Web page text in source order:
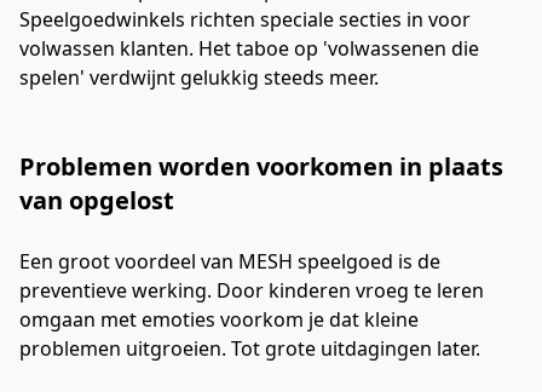
Speelgoedwinkels richten speciale secties in voor
volwassen klanten. Het taboe op 'volwassenen die
spelen' verdwijnt gelukkig steeds meer.
Problemen worden voorkomen in plaats
van opgelost
Een groot voordeel van MESH speelgoed is de
preventieve werking. Door kinderen vroeg te leren
omgaan met emoties voorkom je dat kleine
problemen uitgroeien. Tot grote uitdagingen later.